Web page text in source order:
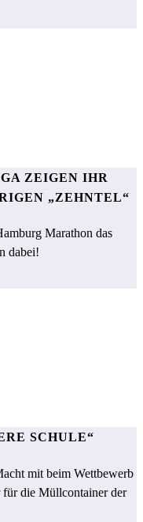
ZEIGEN IHR
„ZEHNTEL“
Marathon das
dabei!
SCHULE“
mit beim Wettbewerb
für die Müllcontainer der